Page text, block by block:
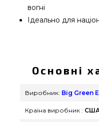
вогні
Ідеально для
США за вигідною
каталозі грилів та
купуйте також
зараз нашим
Основні
Виробник: Big Green
Країна виробник :